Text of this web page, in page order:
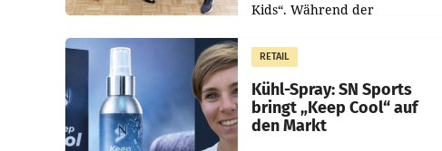
Kids“. Während der
Juli und August versorgt das
Unternehmen Kinder sowie
RETAIL
Kühl-Spray: SN Sports
bringt „Keep Cool“ auf
den Markt